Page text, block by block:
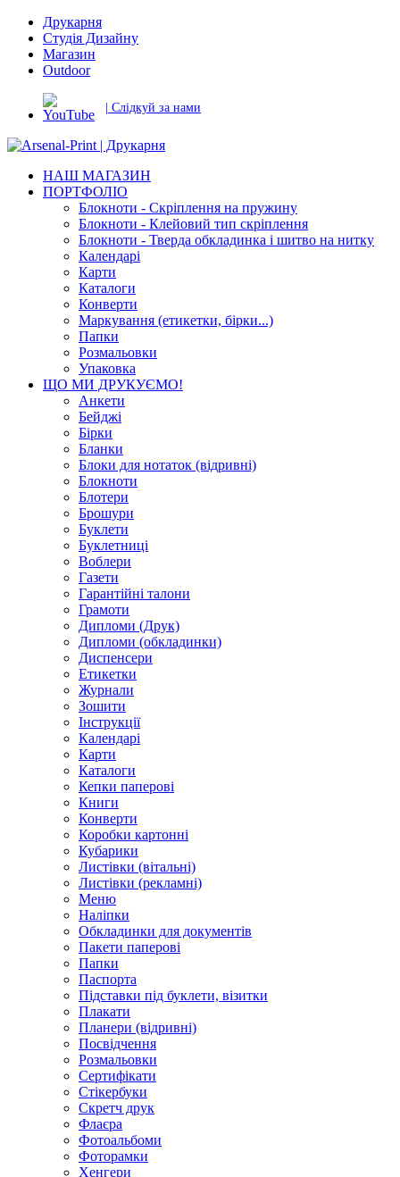
Друкарня
Студія Дизайну
Магазин
Outdoor
| Слідкуй за нами
НАШ МАГАЗИН
ПОРТФОЛІО
Блокноти - Скріплення на пружину
Блокноти - Клейовий тип скріплення
Блокноти - Тверда обкладинка і шитво на нитку
Календарі
Карти
Каталоги
Конверти
Маркування (етикетки, бірки...)
Папки
Розмальовки
Упаковка
ЩО МИ ДРУКУЄМО!
Анкети
Бейджі
Бірки
Бланки
Блоки для нотаток (відривні)
Блокноти
Блотери
Брошури
Буклети
Буклетниці
Воблери
Газети
Гарантійні талони
Грамоти
Дипломи (Друк)
Дипломи (обкладинки)
Диспенсери
Етикетки
Журнали
Зошити
Інструкції
Календарі
Карти
Каталоги
Кепки паперові
Книги
Конверти
Коробки картонні
Кубарики
Листівки (вітальні)
Листівки (рекламні)
Меню
Наліпки
Обкладинки для документів
Пакети паперові
Папки
Паспорта
Підставки під буклети, візитки
Плакати
Планери (відривні)
Посвідчення
Розмальовки
Сертифікати
Стікербуки
Скретч друк
Флаєра
Фотоальбоми
Фоторамки
Хенгери